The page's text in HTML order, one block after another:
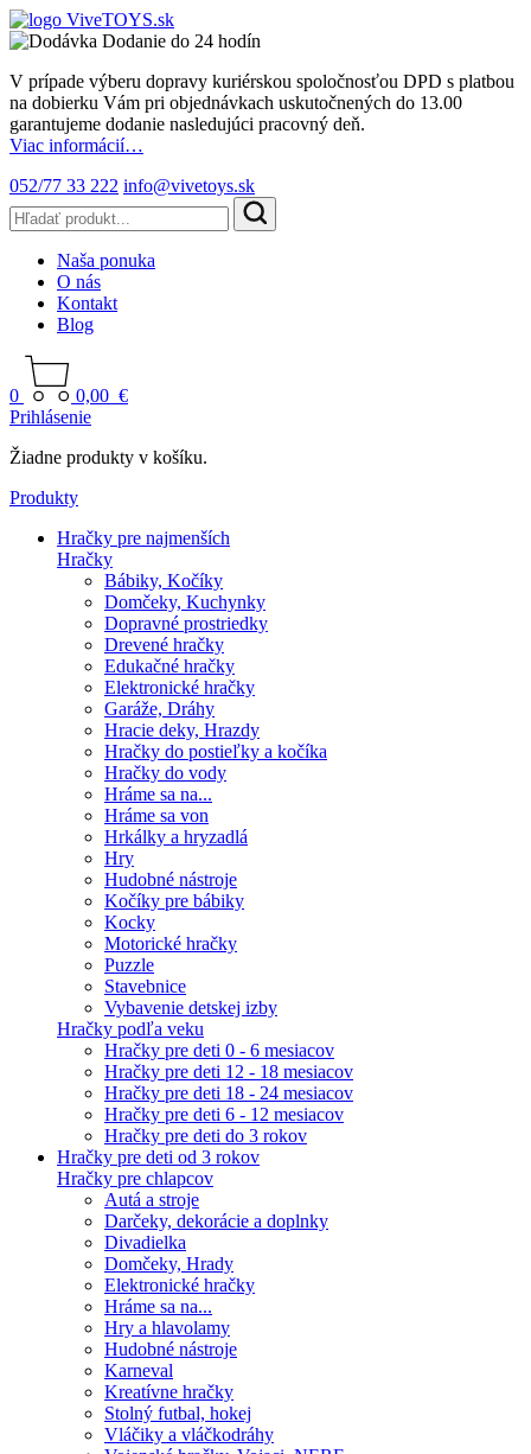
Dodanie do 24 hodín
V prípade výberu dopravy kuriérskou spoločnosťou DPD s platbou
na dobierku Vám pri objednávkach uskutočnených do 13.00
garantujeme dodanie nasledujúci pracovný deň.
Viac informácií…
052/77 33 222 info@vivetoys.sk
Naša ponuka
O nás
Kontakt
Blog
0 0,00 €
Prihlásenie
Žiadne produkty v košíku.
Produkty
Hračky pre najmenších
Hračky
Bábiky, Kočíky
Domčeky, Kuchynky
Dopravné prostriedky
Drevené hračky
Edukačné hračky
Elektronické hračky
Garáže, Dráhy
Hracie deky, Hrazdy
Hračky do postieľky a kočíka
Hračky do vody
Hráme sa na...
Hráme sa von
Hrkálky a hryzadlá
Hry
Hudobné nástroje
Kočíky pre bábiky
Kocky
Motorické hračky
Puzzle
Stavebnice
Vybavenie detskej izby
Hračky podľa veku
Hračky pre deti 0 - 6 mesiacov
Hračky pre deti 12 - 18 mesiacov
Hračky pre deti 18 - 24 mesiacov
Hračky pre deti 6 - 12 mesiacov
Hračky pre deti do 3 rokov
Hračky pre deti od 3 rokov
Hračky pre chlapcov
Autá a stroje
Darčeky, dekorácie a doplnky
Divadielka
Domčeky, Hrady
Elektronické hračky
Hráme sa na...
Hry a hlavolamy
Hudobné nástroje
Karneval
Kreatívne hračky
Stolný futbal, hokej
Vláčiky a vláčkodráhy